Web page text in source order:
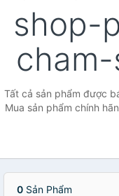
shop-
Tất cả sản phẩm được
Mua sản phẩm chính
0 Sản Phẩm